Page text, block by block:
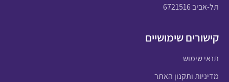
תל-אביב 6721516
קישורים שימושיים
תנאי שימוש
מדיניות ותקנון האתר